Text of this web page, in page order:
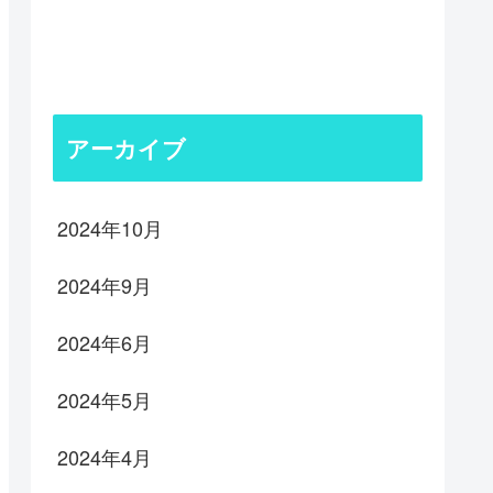
アーカイブ
2024年10月
2024年9月
2024年6月
2024年5月
2024年4月